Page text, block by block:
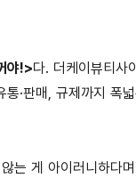
야!>다. 더케이뷰티사
·판매, 규제까지 폭
는 게 아이러니하다